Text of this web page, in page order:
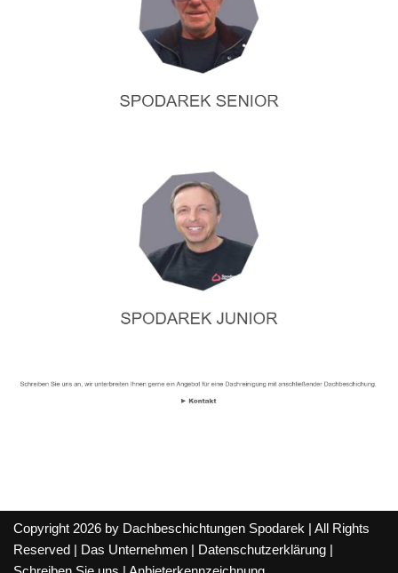
Copyright 2026 by Dachbeschichtungen Spodarek | All Rights
Reserved |
Das Unternehmen Datenschutzerklärung